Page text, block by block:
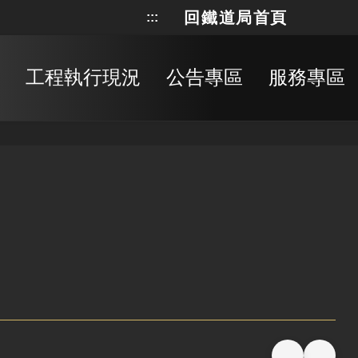
::: 回鐵道局首頁
工程執行現況 公告專區 服務專區